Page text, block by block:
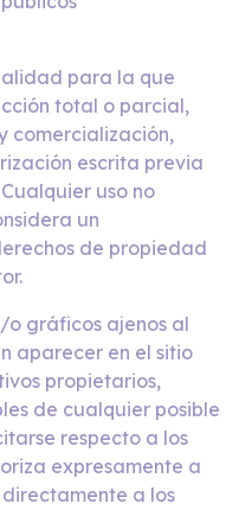
para la que
total o parcial,
comercialización,
escrita previa
uso no
un
de propiedad
o gráficos ajenos al
aparecer en el sitio
propietarios,
de cualquier posible
respecto a los
expresamente a
a los